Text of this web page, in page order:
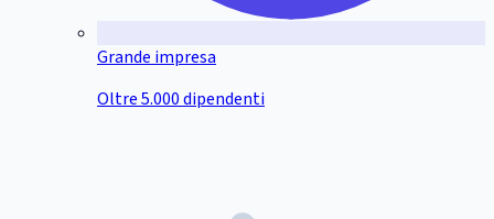
Grande impresa
Oltre 5.000 dipendenti